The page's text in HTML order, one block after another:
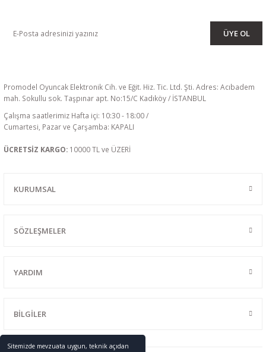
Sitemizde mevzuata uygun, teknik açıdan
ÜYE OL
Promodel Oyuncak Elektronik Cih. ve Eğit. Hiz. Tic. Ltd. Şti. Adres: Acıbadem
mah. Sokullu sok. Taşpınar apt. No:15/C Kadıköy / İSTANBUL
Çalışma saatlerimiz Hafta içi: 10:30 - 18:00 /
Cumartesi, Pazar ve Çarşamba: KAPALI
ÜCRETSİZ KARGO: 10000 TL ve ÜZERİ
KURUMSAL
SÖZLEŞMELER
YARDIM
BİLGİLER